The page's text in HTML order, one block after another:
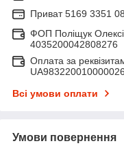
Приват 5169 3351
ФОП Поліщук
4035200042808276
Оплата за
Всі умови оплати
Умови повернення